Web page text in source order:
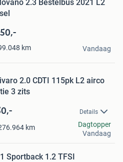
2.3 Bestelbus 2021 L2
km Vandaag
2.0 CDTI 115pk L2 airco
3 zits
Details
km
Dagtopper
Vandaag
Sportback 1.2 TFSI